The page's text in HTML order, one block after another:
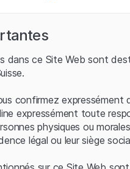
dans ce Site Web sont
confirmez
expressément toute
physiques ou
légal ou leur siège